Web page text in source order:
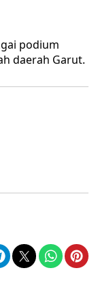
podium
daerah Garut.